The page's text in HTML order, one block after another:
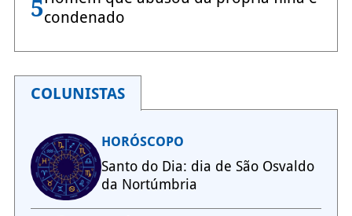
5condenado
COLUNISTAS
HORÓSCOPO
Santo do Dia: dia de São Osvaldo
da Nortúmbria